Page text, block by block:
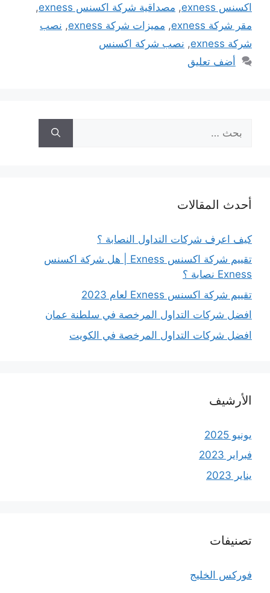
اكسنس exness
, مصداقية شركة اكسنس exness
,
مقر شركة exness
, مميزات شركة exness , نصب
شركة exness
, نصب شركة اكسنس
أضف تعليق
عن:
أحدث المقالات
كيف اعرف شركات التداول النصابة ؟
تقييم شركة اكسنس Exness | هل شركة اكسنس
Exness نصابة ؟
تقييم شركة اكسنس Exness لعام 2023
افضل شركات التداول المرخصة في سلطنة عمان
افضل شركات التداول المرخصة في الكويت
الأرشيف
يونيو 2025
فبراير 2023
يناير 2023
تصنيفات
فوركس الخليج